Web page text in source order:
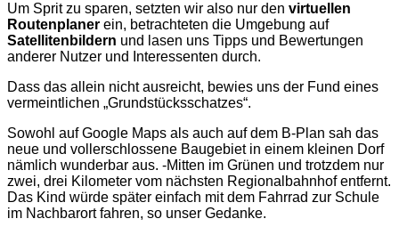
Um Sprit zu sparen, setzten wir also nur den virtuellen
Routenplaner ein, betrachteten die Umgebung auf
Satellitenbildern und lasen uns Tipps und Bewertungen
anderer Nutzer und Interessenten durch.
Dass das allein nicht ausreicht, bewies uns der Fund eines
vermeintlichen „Grundstücksschatzes“.
Sowohl auf Google Maps als auch auf dem B-Plan sah das
neue und vollerschlossene Baugebiet in einem kleinen Dorf
nämlich wunderbar aus. -Mitten im Grünen und trotzdem nur
zwei, drei Kilometer vom nächsten Regionalbahnhof entfernt.
Das Kind würde später einfach mit dem Fahrrad zur Schule
im Nachbarort fahren, so unser Gedanke.